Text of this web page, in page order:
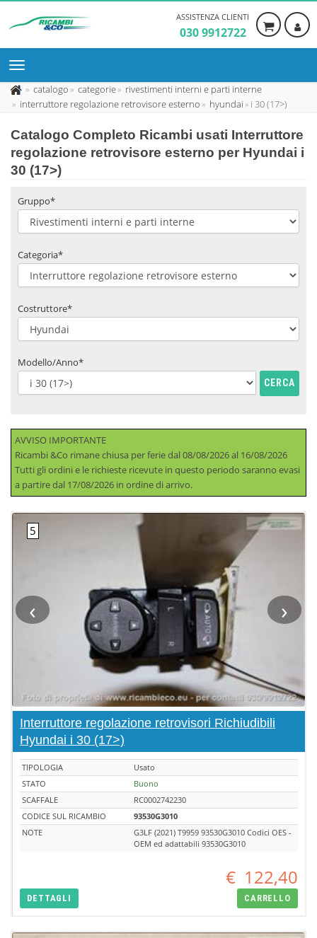
ASSISTENZA CLIENTI
030 9912722
catalogo categorie
rivestimenti interni e parti interne
interruttore regolazione retrovisore esterno
hyundai i 30 (17>)
Catalogo Completo Ricambi usati Interruttore
regolazione retrovisore esterno per Hyundai i
30 (17>)
Gruppo*
Categoria*
Costruttore*
Modello/Anno*
CERCA
AVVISO IMPORTANTE
Ricambi &Co rimane chiusa per ferie dal 08/08/2026 al 16/08/2026
Tutti gli ordini e le richieste ricevute in questo periodo saranno evasi
a partire dal 17/08/2026 in ordine di arrivo.
‹ ›
Interruttore regolazione retrovisori Richiudibili
Hyundai i 30 (17>)
TIPOLOGIA
Usato
STATO
Buono
SCAFFALE
RC0002742230
CODICE SUL RICAMBIO
93530G3010
NOTE
G3LF (2021) T9959 93530G3010 Codici OES -
OEM ed adattabili 93530G3010
€ 122,40
DETTAGLI CARRELLO